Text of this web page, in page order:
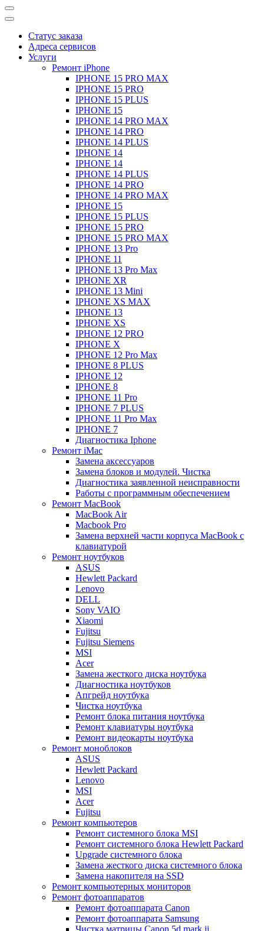
Статус заказа
Адреса сервисов
Услуги
Ремонт iPhone
IPHONE 15 PRO MAX
IPHONE 15 PRO
IPHONE 15 PLUS
IPHONE 15
IPHONE 14 PRO MAX
IPHONE 14 PRO
IPHONE 14 PLUS
IPHONE 14
IPHONE 14
IPHONE 14 PLUS
IPHONE 14 PRO
IPHONE 14 PRO MAX
IPHONE 15
IPHONE 15 PLUS
IPHONE 15 PRO
IPHONE 15 PRO MAX
IPHONE 13 Pro
IPHONE 11
IPHONE 13 Pro Max
IPHONE XR
IPHONE 13 Mini
IPHONE XS MAX
IPHONE 13
IPHONE XS
IPHONE 12 PRO
IPHONE X
IPHONE 12 Pro Max
IPHONE 8 PLUS
IPHONE 12
IPHONE 8
IPHONE 11 Pro
IPHONE 7 PLUS
IPHONE 11 Pro Max
IPHONE 7
Диагностика Iphone
Ремонт iMac
Замена аксессуаров
Замена блоков и модулей. Чистка
Диагностика заявленной неисправности
Работы с программным обеспечением
Ремонт MacBook
MacBook Air
Macbook Pro
Замена верхней части корпуса MacBook с
клавиатурой
Ремонт ноутбуков
ASUS
Hewlett Packard
Lenovo
DELL
Sony VAIO
Xiaomi
Fujitsu
Fujitsu Siemens
MSI
Acer
Замена жесткого диска ноутбука
Диагностика ноутбуков
Апгрейд ноутбука
Чистка ноутбука
Ремонт блока питания ноутбука
Ремонт клавиатуры ноутбука
Ремонт видеокарты ноутбука
Ремонт моноблоков
ASUS
Hewlett Packard
Lenovo
MSI
Acer
Fujitsu
Ремонт компьютеров
Ремонт системного блока MSI
Ремонт системного блока Hewlett Packard
Upgrade системного блока
Замена жесткого диска системного блока
Замена накопителя на SSD
Ремонт компьютерных мониторов
Ремонт фотоаппаратов
Ремонт фотоаппарата Canon
Ремонт фотоаппарата Samsung
Чистка матрицы Canon 5d mark ii